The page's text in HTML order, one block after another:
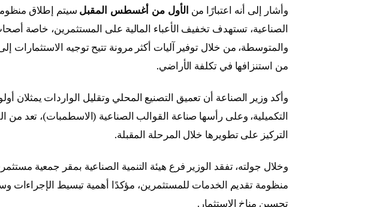
وأشار إلى أنه اعتبارًا من الأول من أغسطس المقبل سيتم إطلاق
الصناعية، تستهدف تخفيف الأعباء المالية على المستثمرين، خاصة
والمتوسطة، من خلال توفير آليات أكثر مرونة تتيح توجيه الاستثمارات
من استنزافها في تكلفة الأراضي.
وأكد وزير الصناعة أن تعميق التصنيع المحلي وتقليل الواردات يمثلان
التكميلية، وعلى رأسها صناعة القوالب الصناعية (الاسطمبات)، تعد من
التركيز على تطويرها خلال المرحلة المقبلة.
وخلال جولته، تفقد الوزير فرع هيئة التنمية الصناعية بمقر جمعية
منظومة تقديم الخدمات للمستثمرين، مؤكدًا أهمية تبسيط الإجراءات
تحسين مناخ الاستثمار.